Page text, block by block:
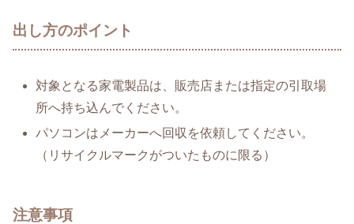
出し方のポイント
対象となる家電製品は、販売店または指定の引取場
所へ持ち込んでください。
パソコンはメーカーへ回収を依頼してください。
（リサイクルマークがついたものに限る）
注意事項